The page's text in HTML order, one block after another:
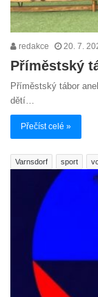
redakce 20. 7.
Příměstský
Příměstský tábor
dětí…
Přečíst celé »
Varnsdorf sport